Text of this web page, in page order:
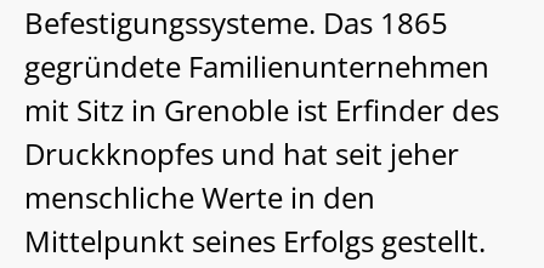
Befestigungssysteme. Das 1865
gegründete Familienunternehmen
mit Sitz in Grenoble ist Erfinder des
Druckknopfes und hat seit jeher
menschliche Werte in den
Mittelpunkt seines Erfolgs gestellt.